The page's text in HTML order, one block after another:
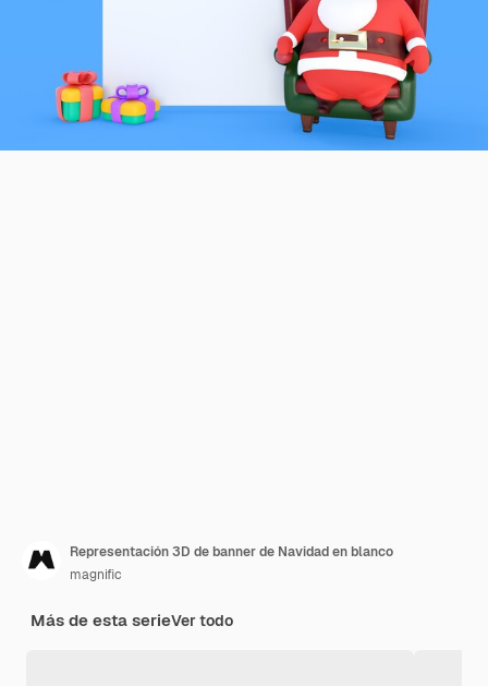
Representación 3D de banner de Navidad en blanco
magnific
Más de esta serieVer todo